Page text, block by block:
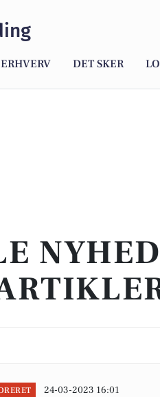
ERHVERV DET SKER
24-03-2023 16:01